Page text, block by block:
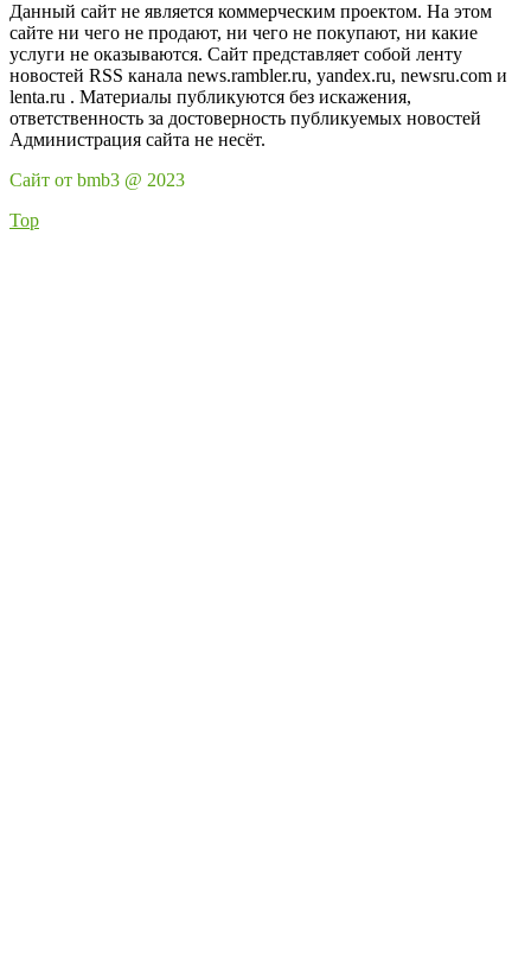
Данный сайт не является коммерческим проектом. На этом
сайте ни чего не продают, ни чего не покупают, ни какие
услуги не оказываются. Сайт представляет собой ленту
новостей RSS канала news.rambler.ru, yandex.ru, newsru.com и
lenta.ru . Материалы публикуются без искажения,
ответственность за достоверность публикуемых новостей
Администрация сайта не несёт.
Сайт от bmb3 @ 2023
Top